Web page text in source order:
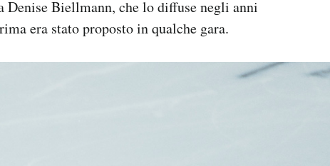
Denise Biellmann, che lo diffuse negli anni
era stato proposto in qualche gara.